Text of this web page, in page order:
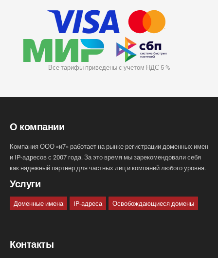
Все тарифы приведены с учетом НДС 5 %
О компании
Компания ООО «и7» работает на рынке регистрации доменных имен
и IP-адресов с 2007 года. За это время мы зарекомендовали себя
как надежный партнер для частных лиц и компаний любого уровня.
Услуги
Доменные имена IP-адреса Освобождающиеся домены
Контакты